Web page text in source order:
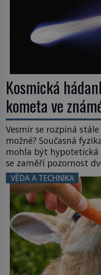
Kosmická
kometa ve
Vesmír se rozpíná
možné? Současná
mohla být hypotetická
se zaměří pozornost
Namísto ní ale objeví
hmatatelnějšího.
Astronomové Pedro
mravenčí prací
Průzkumu temné
VĚDA A TECHNIKA